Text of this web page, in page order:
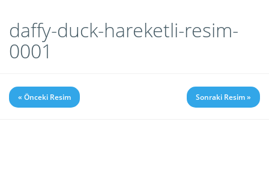
daffy-duck-hareketli-resim-
0001
« Önceki Resim Sonraki Resim »